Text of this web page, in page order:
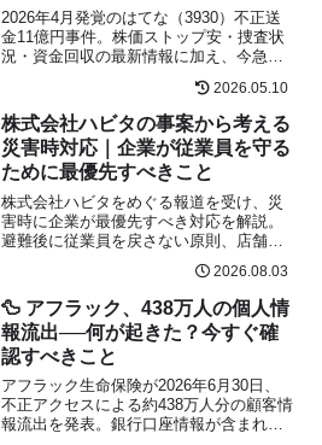
2026年4月発覚のはてな（3930）不正送
金11億円事件。株価ストップ安・捜査状
況・資金回収の最新情報に加え、今急増
するAI生成BEC詐欺・LINE誘導型CEO詐
欺の新手口と企業が今すぐとるべき5つの
対策を解説。
2026.05.10
株式会社ハビタの事案から考える
災害時対応｜企業が従業員を守る
ために最優先すべきこと
株式会社ハビタをめぐる報道を受け、災
害時に企業が最優先すべき対応を解説。
避難後に従業員を戻さない原則、店舗の
2026.08.03
🦆 アフラック、438万人の個人情
報流出──何が起きた？今すぐ確
認すべきこと
アフラック生命保険が2026年6月30日、
不正アクセスによる約438万人分の顧客情
報流出を発表。銀行口座情報が含まれる